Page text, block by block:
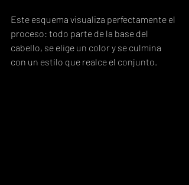
Este esquema visualiza perfectamente el
proceso: todo parte de la base del
cabello, se elige un color y se culmina
con un estilo que realce el conjunto.